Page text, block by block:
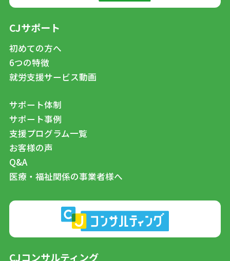
CJサポート
初めての方へ
6つの特徴
就労支援サービス動画
サポート体制
サポート事例
支援プログラム一覧
お客様の声
Q&A
医療・福祉関係の事業者様へ
CJコンサルティング